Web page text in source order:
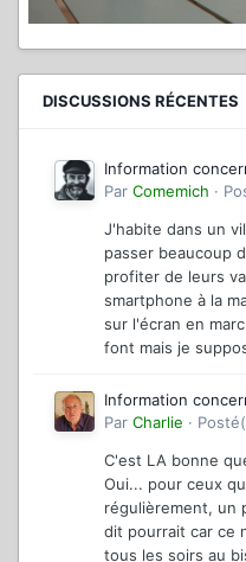
DISCUSSIONS RÉCENTES
Information
Par Comemich ·
J'habite dans un
passer beaucoup
profiter de leurs
smartphone à la
sur l'écran en
font mais je
Information
Par Charlie ·
C'est LA bonne
Oui... pour ceux
régulièrement, un
dit pourrait car ce
tous les soirs au